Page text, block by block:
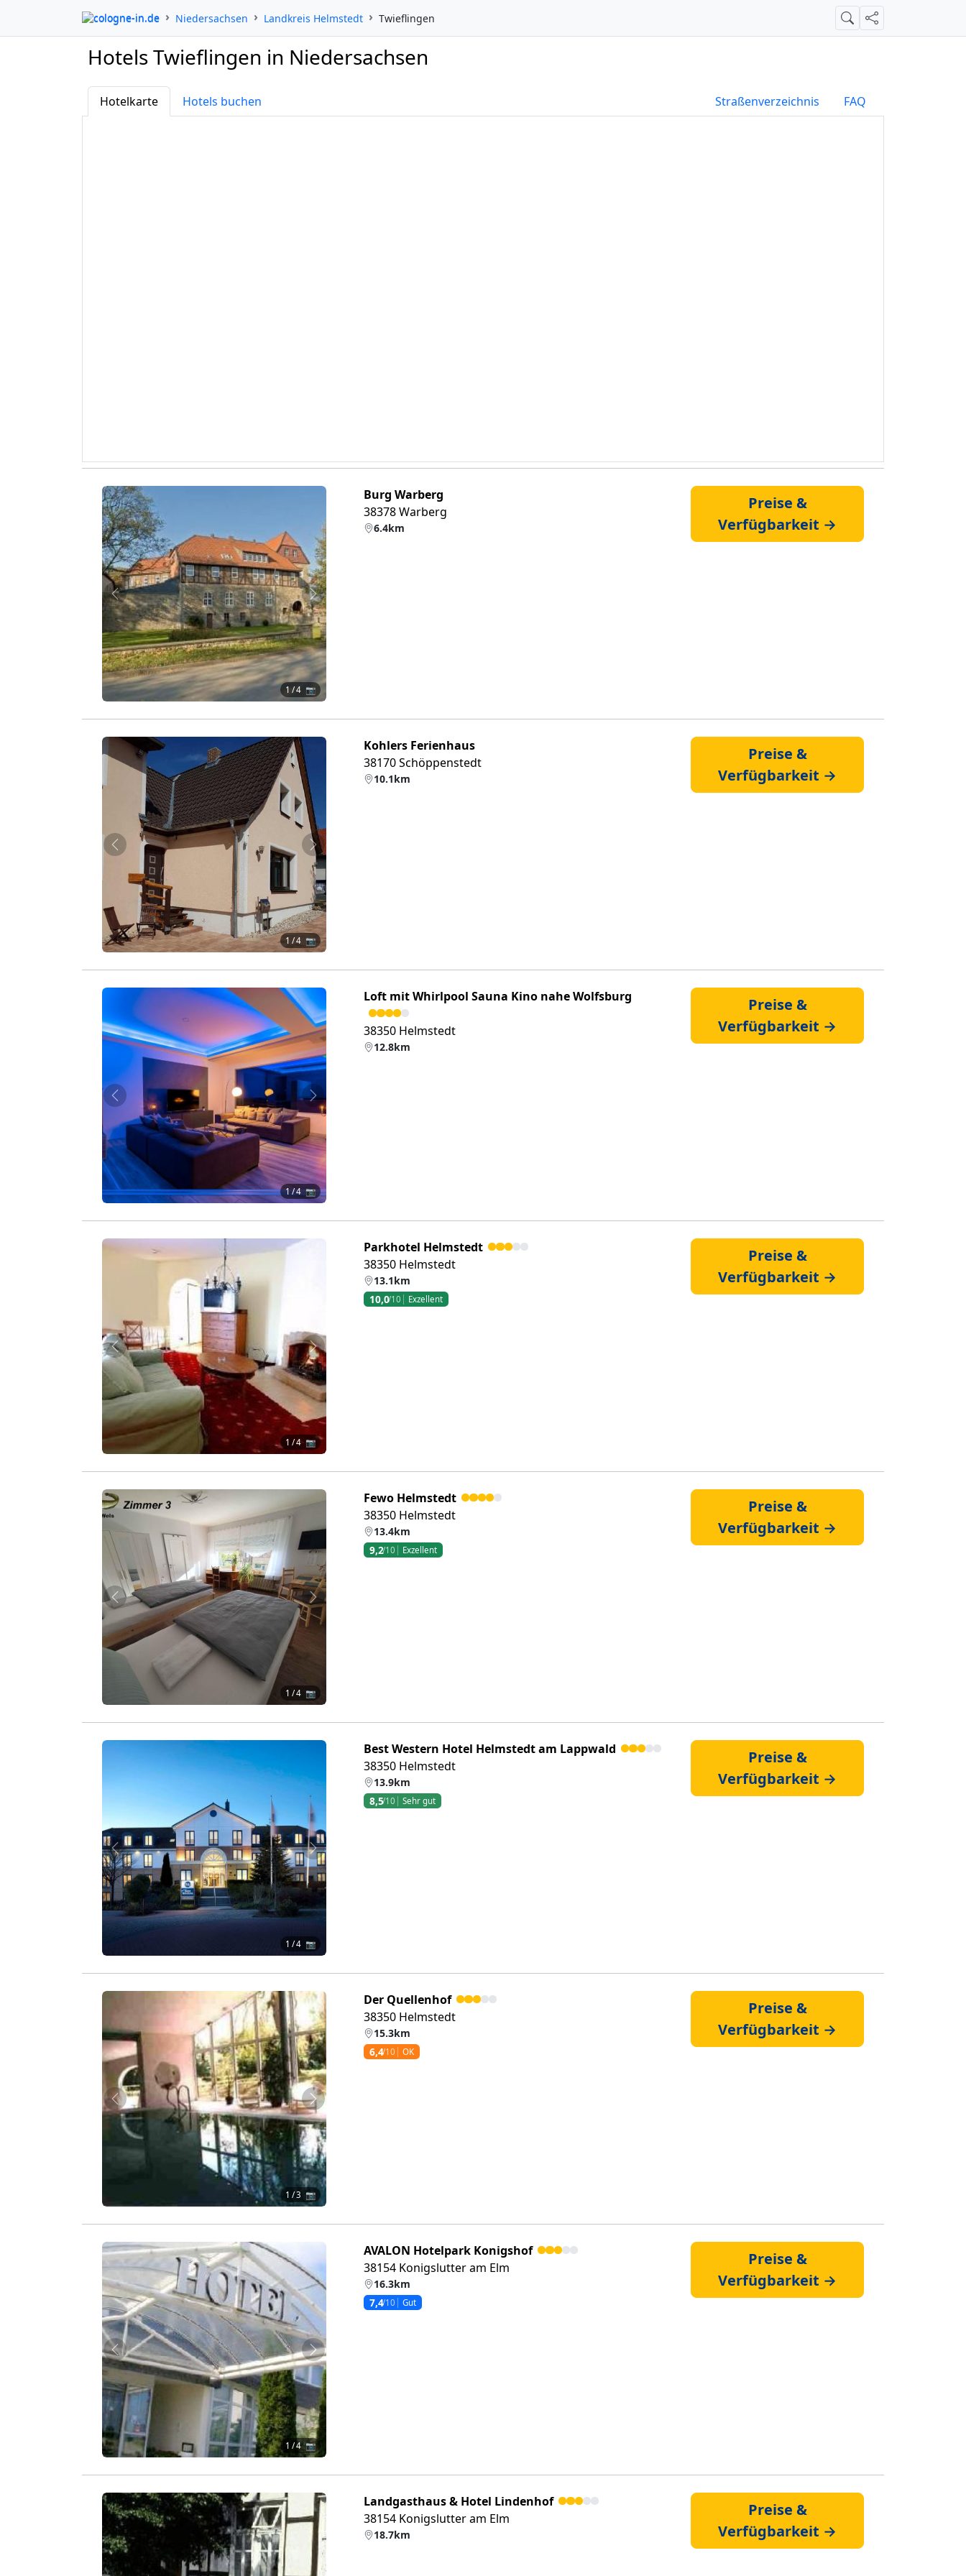
cologne-in.de Niedersachsen Landkreis Helmstedt Twieflingen SucheTeilen
Hotels Twieflingen in Niedersachsen
Hotelkarte Hotels buchen Straßenverzeichnis FAQ
Zurück Weiter
1 / 4 📷
Burg Warberg
38378 Warberg
6.4km
Preise &
Verfügbarkeit →
Zurück Weiter
1 / 4 📷
Kohlers Ferienhaus
38170 Schöppenstedt
10.1km
Preise &
Verfügbarkeit →
Zurück Weiter
1/ 4 📷
Loft mit Whirlpool Sauna Kino nahe Wolfsburg
38350 Helmstedt
12.8km
Preise &
Verfügbarkeit →
Zurück Weiter
1 / 4 📷
Parkhotel Helmstedt
38350 Helmstedt
13.1km
10,0/10 Exzellent
Preise &
Verfügbarkeit →
Zurück Weiter
1 / 4 📷
Fewo Helmstedt
38350 Helmstedt
13.4km
9,2/10 Exzellent
Preise &
Verfügbarkeit →
Zurück Weiter
1 / 4 📷
Best Western Hotel Helmstedt am Lappwald
38350 Helmstedt
13.9km
8,5/10 Sehr gut
Preise &
Verfügbarkeit →
Zurück Weiter
1 / 3 📷
Der Quellenhof
38350 Helmstedt
15.3km
6,4/10 OK
Preise &
Verfügbarkeit →
Zurück Weiter
1 / 4 📷
AVALON Hotelpark Konigshof
38154 Konigslutter am Elm
16.3km
7,4/10 Gut
Preise &
Verfügbarkeit →
Landgasthaus & Hotel Lindenhof
38154 Konigslutter am Elm
18.7km
Preise &
Verfügbarkeit →